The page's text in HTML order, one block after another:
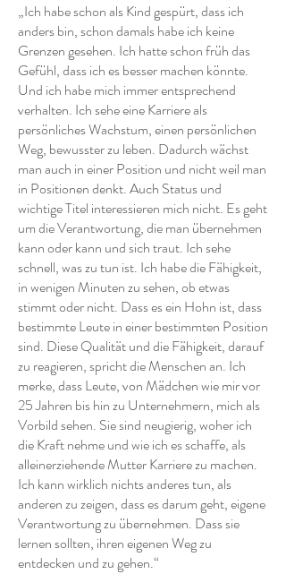
„Ich habe schon als Kind gespürt, dass ich
anders bin, schon damals habe ich keine
Grenzen gesehen. Ich hatte schon früh das
Gefühl, dass ich es besser machen könnte.
Und ich habe mich immer entsprechend
verhalten. Ich sehe eine Karriere als
persönliches Wachstum, einen persönlichen
Weg, bewusster zu leben. Dadurch wächst
man auch in einer Position und nicht weil man
in Positionen denkt. Auch Status und
wichtige Titel interessieren mich nicht. Es geht
um die Verantwortung, die man übernehmen
kann oder kann und sich traut. Ich sehe
schnell, was zu tun ist. Ich habe die Fähigkeit,
in wenigen Minuten zu sehen, ob etwas
stimmt oder nicht. Dass es ein Hohn ist, dass
bestimmte Leute in einer bestimmten Position
sind. Diese Qualität und die Fähigkeit, darauf
zu reagieren, spricht die Menschen an. Ich
merke, dass Leute, von Mädchen wie mir vor
25 Jahren bis hin zu Unternehmern, mich als
Vorbild sehen. Sie sind neugierig, woher ich
die Kraft nehme und wie ich es schaffe, als
alleinerziehende Mutter Karriere zu machen.
Ich kann wirklich nichts anderes tun, als
anderen zu zeigen, dass es darum geht, eigene
Verantwortung zu übernehmen. Dass sie
lernen sollten, ihren eigenen Weg zu
entdecken und zu gehen.“